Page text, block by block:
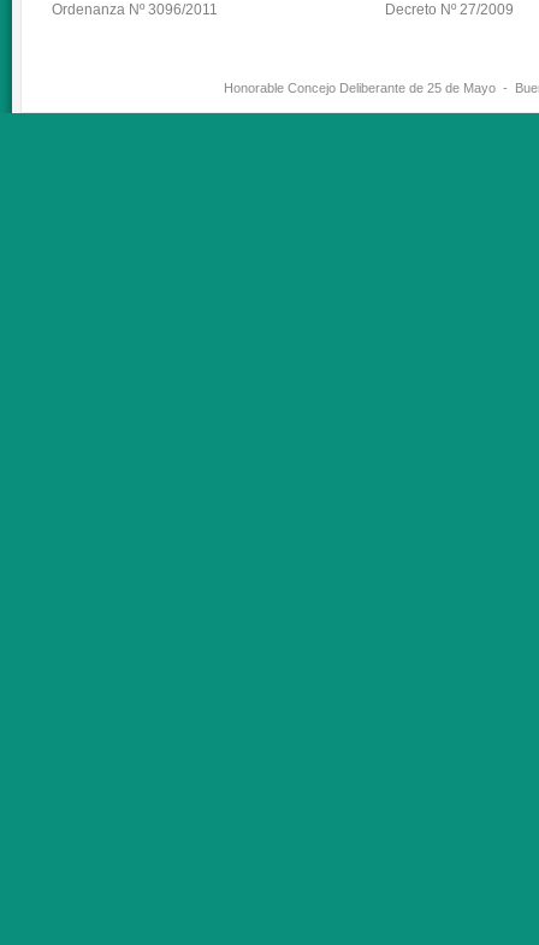
Ordenanza Nº 3096/2011
Decreto Nº 27/2009
Honorable Concejo Deliberante de 25 de